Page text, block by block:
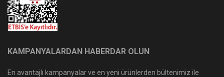
KAMPANYALARDAN HABERDAR OLUN
En avantajlı kampanyalar ve en yeni ürünlerden bültenimiz ile